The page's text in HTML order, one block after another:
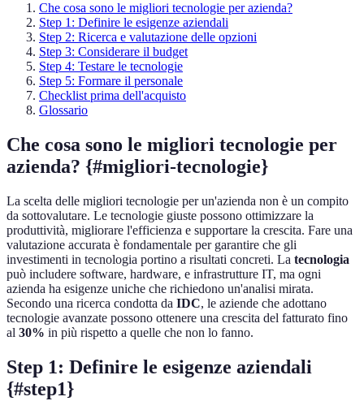
Che cosa sono le migliori tecnologie per azienda?
Step 1: Definire le esigenze aziendali
Step 2: Ricerca e valutazione delle opzioni
Step 3: Considerare il budget
Step 4: Testare le tecnologie
Step 5: Formare il personale
Checklist prima dell'acquisto
Glossario
Che cosa sono le migliori tecnologie per
azienda? {#migliori-tecnologie}
La scelta delle migliori tecnologie per un'azienda non è un compito
da sottovalutare. Le tecnologie giuste possono ottimizzare la
produttività, migliorare l'efficienza e supportare la crescita. Fare una
valutazione accurata è fondamentale per garantire che gli
investimenti in tecnologia portino a risultati concreti. La tecnologia
può includere software, hardware, e infrastrutture IT, ma ogni
azienda ha esigenze uniche che richiedono un'analisi mirata.
Secondo una ricerca condotta da IDC, le aziende che adottano
tecnologie avanzate possono ottenere una crescita del fatturato fino
al 30% in più rispetto a quelle che non lo fanno.
Step 1: Definire le esigenze aziendali
{#step1}